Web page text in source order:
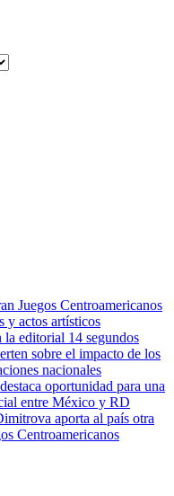
Juegos Centroamericanos
y actos artísticos
editorial 14 segundos
sobre el impacto de los
nacionales
oportunidad para una
entre México y RD
aporta al país otra
Centroamericanos